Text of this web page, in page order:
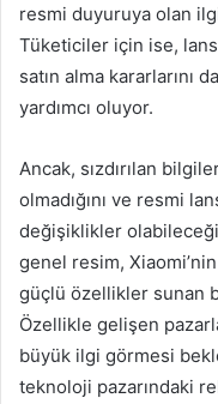
resmi duyuruya olan
Tüketiciler için ise,
satın alma kararlarını
yardımcı oluyor.
Ancak, sızdırılan
olmadığını ve resmi
değişiklikler
genel resim,
güçlü özellikler sunan
Özellikle gelişen
büyük ilgi görmesi
teknoloji pazarındaki